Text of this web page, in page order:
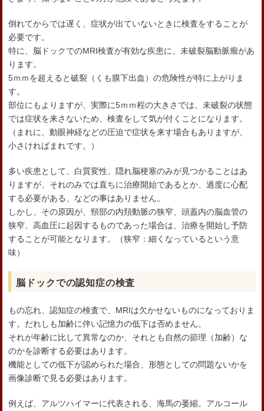
倒れてからでは遅く、症状が出ていないときに検査をすることが
必要です。
特に、脳ドックでのMRI検査が有効な疾患に、未破裂脳動脈瘤があ
ります。
5ｍｍを超えると破裂（くも膜下出血）の危険性が特に上がりま
す。
部位にもよりますが、実際に5ｍｍ程の大きさでは、未破裂の状態
では症状を来さないため、検査をして気が付くことになります。
（まれに、動眼神経などの圧迫で症状を来す場合もありますが、
小さければまれです。）
多い疾患として、白質変性、隠れ脳梗塞のみが見つかることはあ
りますが、それのみでは直ちに治療開始であるとか、過度に心配
する必要がある、などの事はありません。
しかし、その原因が、頸部の内頚動脈の狭窄、頭蓋内の脳血管の
狭窄、高血圧に起因するものであった場合は、治療を開始し予防
することが可能となります。（狭窄：細くなっているという意
味）
脳ドックでの認知症の検査
もの忘れ、認知症の検査で、MRIは欠かせないものになっておりま
す。だれしも加齢に伴い記憶力の低下は否めません。
それが年齢に比して異常なのか、それとも自然の節理（加齢）な
のかを診断する必要はあります。
機能としての低下が認められた場合、形態としての問題ないかを
画像診断で見る必要はあります。
例えば、アルツハイマーに代表される、海馬の萎縮。アルコール